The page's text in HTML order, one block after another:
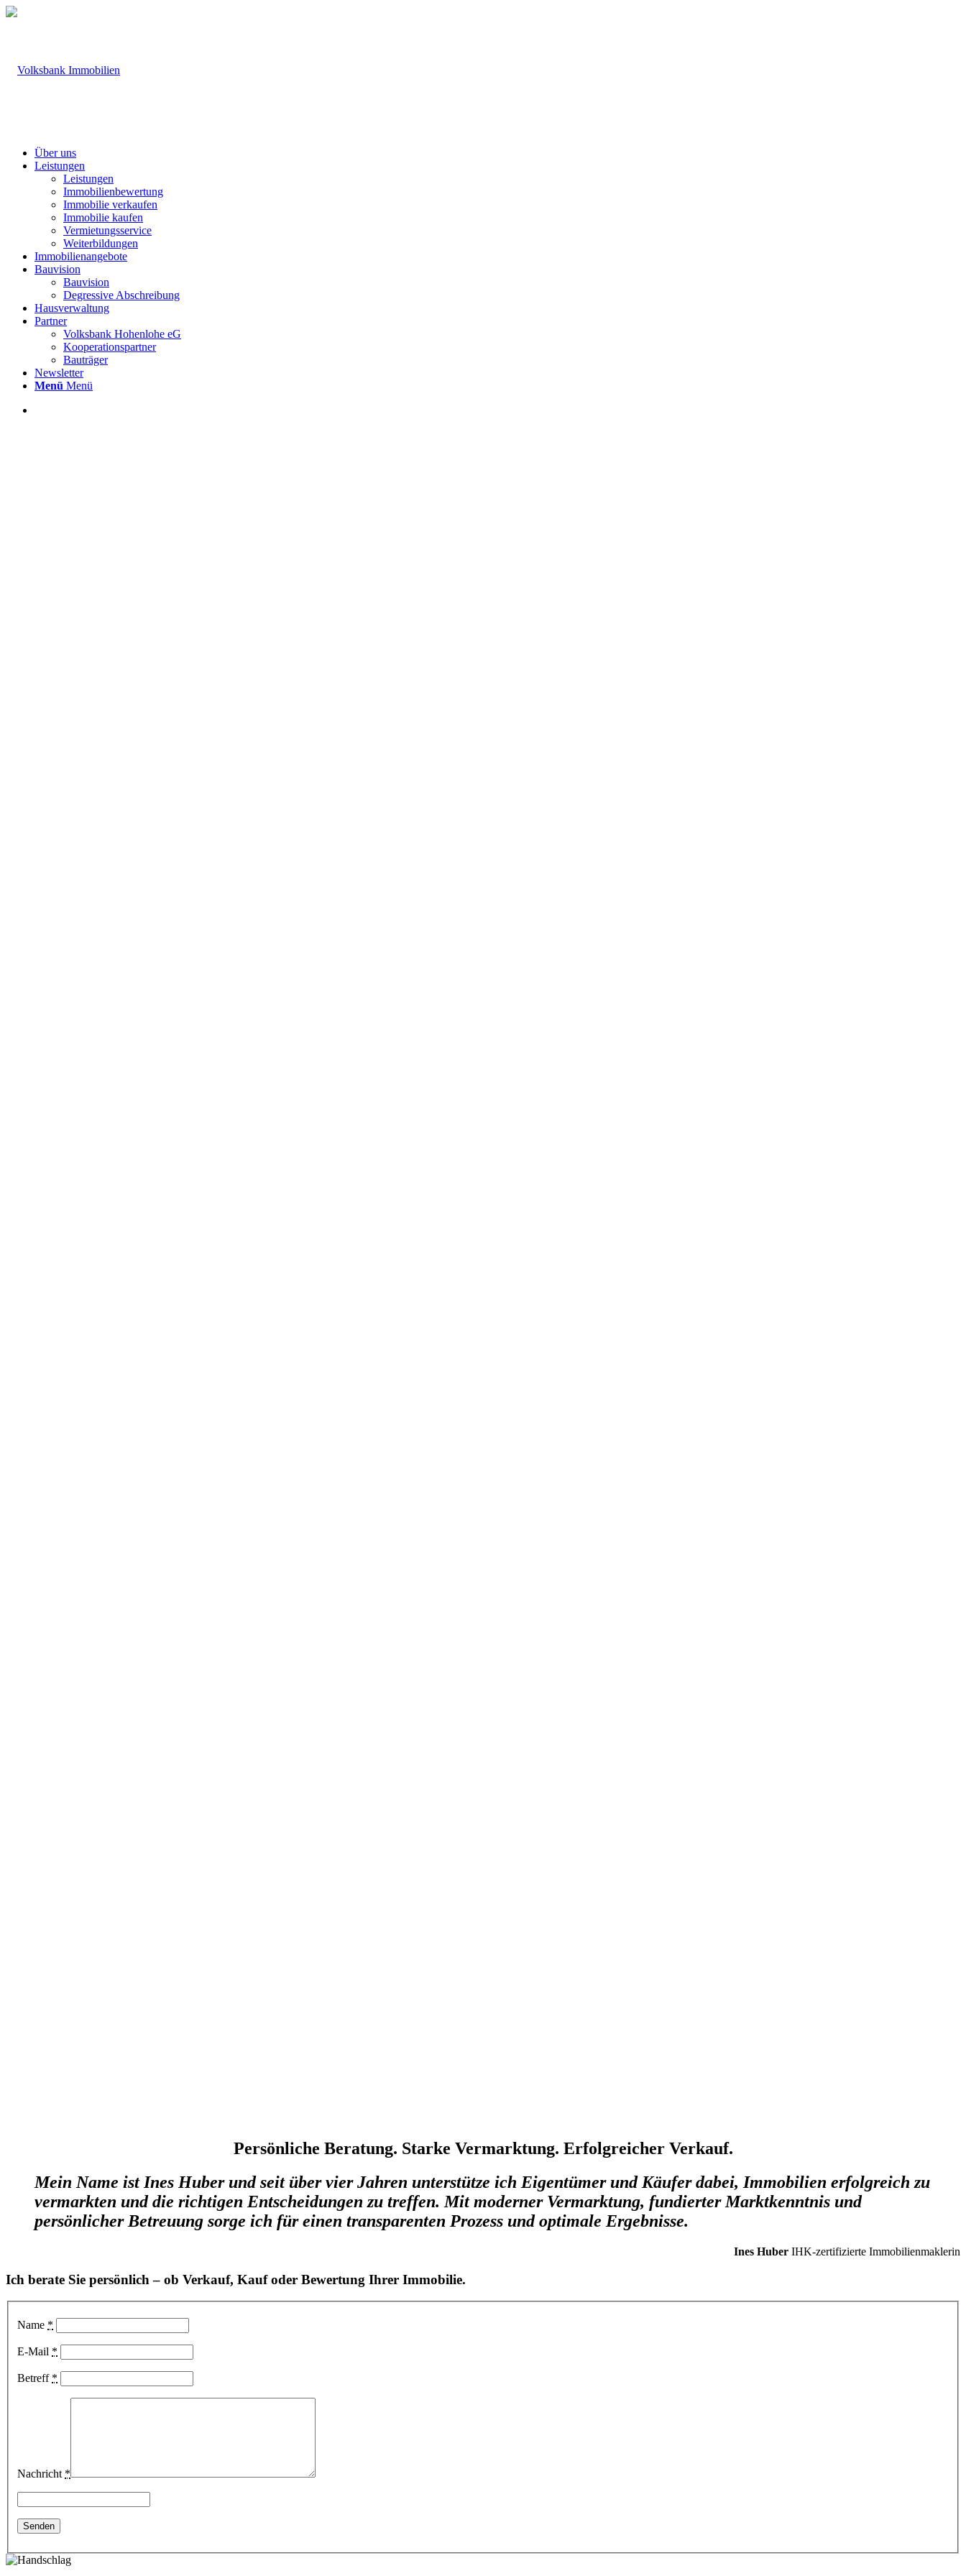
Über uns
Leistungen
Leistungen
Immobilienbewertung
Immobilie verkaufen
Immobilie kaufen
Vermietungsservice
Weiterbildungen
Immobilienangebote
Bauvision
Bauvision
Degressive Abschreibung
Hausverwaltung
Partner
Volksbank Hohenlohe eG
Kooperationspartner
Bauträger
Newsletter
Menü Menü
Persönliche Beratung. Starke Vermarktung. Erfolgreicher Verkauf.
Mein Name ist Ines Huber und seit über vier Jahren unterstütze ich Eigentümer und Käufer dabei, Immobilien erfolgreich zu
vermarkten und die richtigen Entscheidungen zu treffen. Mit moderner Vermarktung, fundierter Marktkenntnis und
persönlicher Betreuung sorge ich für einen transparenten Prozess und optimale Ergebnisse.
Ines Huber IHK-zertifizierte Immobilienmaklerin
Ich berate Sie persönlich – ob Verkauf, Kauf oder Bewertung Ihrer Immobilie.
Name *
E-Mail *
Betreff *
Nachricht *